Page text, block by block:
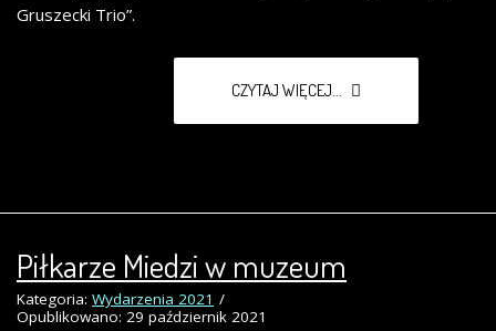
Gruszecki Trio”.
CZYTAJ WIĘCEJ...
Piłkarze Miedzi w muzeum
Kategoria: Wydarzenia 2021
Opublikowano: 29 październik 2021